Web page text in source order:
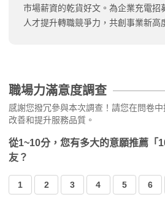
市場薪資的乾貨好文。為企業充電招
人才提升轉職競爭力，共創事業新高
職場力滿意度調查
感謝您撥冗參與本次調查！請您在問卷
改善和提升服務品質。
從1~10分，您有多大的意願推薦「
友？
1 2 3 4 5 6